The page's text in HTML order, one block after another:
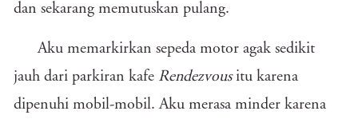
dan sekarang memutuskan pulang.
Aku memarkirkan sepeda motor agak sedikit
jauh dari parkiran kafe Rendezvous itu karena
dipenuhi mobil-mobil. Aku merasa minder karena